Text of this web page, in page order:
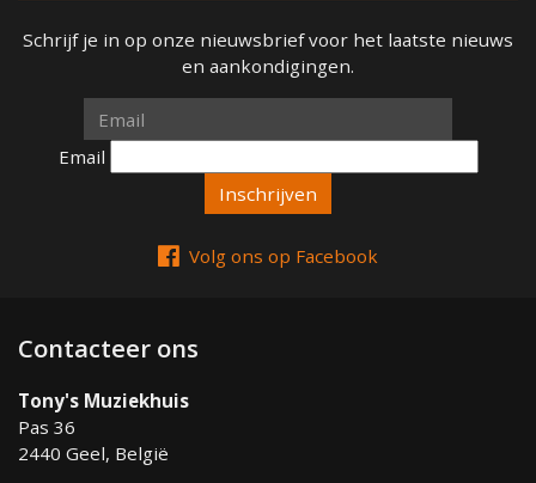
Schrijf je in op onze nieuwsbrief voor het laatste nieuws
en aankondigingen.
Email
Email
Volg ons op Facebook
Contacteer ons
Tony's Muziekhuis
Pas 36
2440 Geel, België